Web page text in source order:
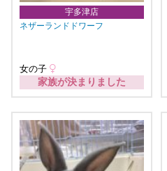
宇多津店
ネザーランドドワーフ
女の子
家族が決まりました